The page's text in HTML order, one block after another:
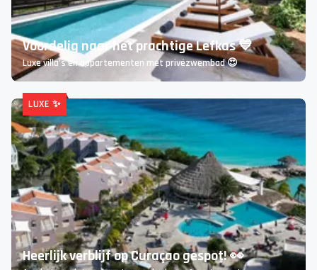
FLY & DRIVE 🚗
Voordelig naar het prachtige Lefkas 💙
Luxe villa’s en appartementen met privézwembad 😍
LUXE ✨